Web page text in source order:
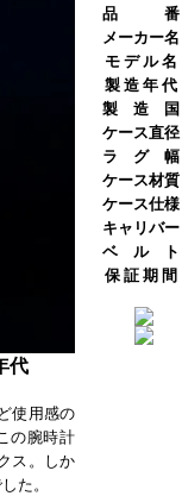
代
使用感の
の腕時計
ス。しか
た。
品 番
メーカー名
モ デ ル 名
製 造 年 代
製 造 国
ケース直径
ラ グ 幅
ケース材質
ケース仕様
キャリバー
ベ ル ト
保 証 期 間